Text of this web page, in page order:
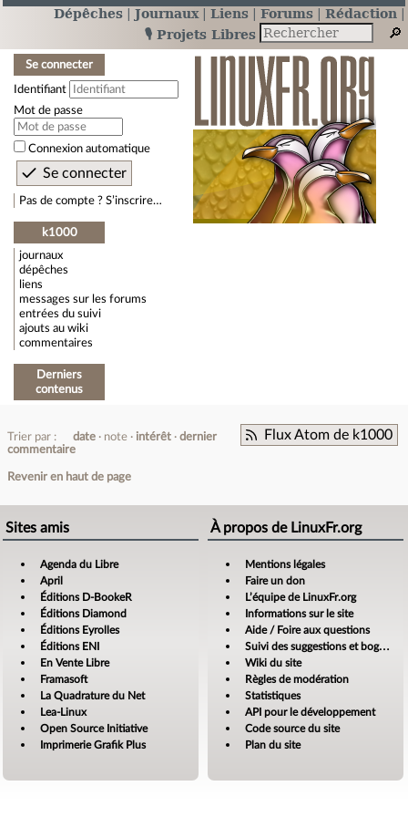
Dépêches Journaux Liens Forums
Rédaction
🎙️ Projets Libres
Se connecter
Identifiant
Mot de passe
Connexion automatique
Pas de compte ? S’inscrire…
k1000
journaux
dépêches
liens
messages sur les forums
entrées du suivi
ajouts au wiki
commentaires
Derniers
contenus
Flux Atom de k1000
Trier par : date note intérêt
dernier
commentaire
Revenir en haut de page
Sites amis
Agenda du Libre
April
Éditions D-BookeR
Éditions Diamond
Éditions Eyrolles
Éditions ENI
En Vente Libre
Framasoft
La Quadrature du Net
Lea-Linux
Open Source Initiative
Imprimerie Grafik Plus
À propos de LinuxFr.org
Mentions légales
Faire un don
L’équipe de LinuxFr.org
Informations sur le site
Aide / Foire aux questions
Suivi des suggestions et bogues
Wiki du site
Règles de modération
Statistiques
API pour le développement
Code source du site
Plan du site